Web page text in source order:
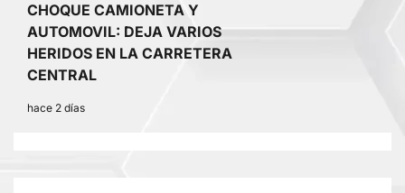
CHOQUE CAMIONETA Y
AUTOMOVIL: DEJA VARIOS
HERIDOS EN LA CARRETERA
CENTRAL
hace 2 días